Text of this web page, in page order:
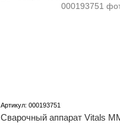
Артикул: 000193751
Сварочный аппарат Vitals